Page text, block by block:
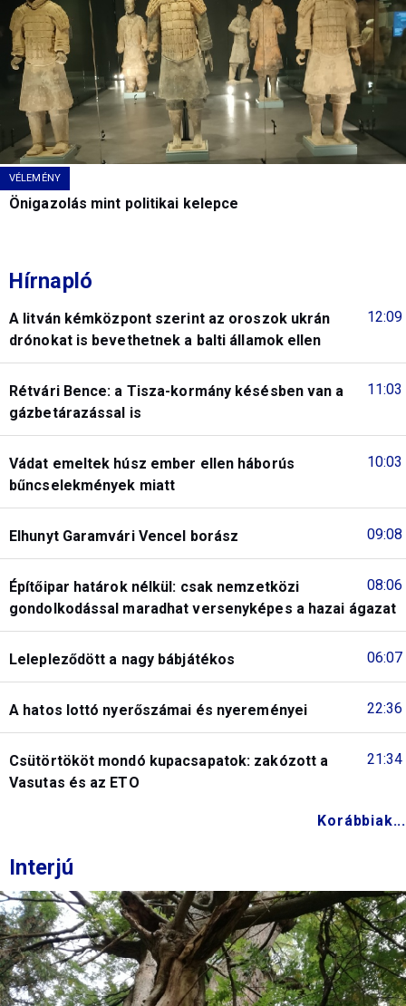
VÉLEMÉNY
Önigazolás mint politikai kelepce
Hírnapló
12:09
A litván kémközpont szerint az oroszok ukrán
drónokat is bevethetnek a balti államok ellen
11:03
Rétvári Bence: a Tisza-kormány késésben van a
gázbetárazással is
10:03
Vádat emeltek húsz ember ellen háborús
bűncselekmények miatt
09:08
Elhunyt Garamvári Vencel borász
08:06
Építőipar határok nélkül: csak nemzetközi
gondolkodással maradhat versenyképes a hazai ágazat
06:07
Lelepleződött a nagy bábjátékos
22:36
A hatos lottó nyerőszámai és nyereményei
21:34
Csütörtököt mondó kupacsapatok: zakózott a
Vasutas és az ETO
Korábbiak...
Interjú